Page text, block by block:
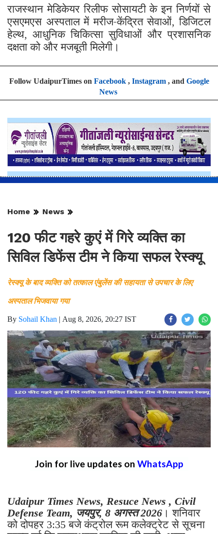
राजस्थान मेडिकेयर रिलीफ सोसायटी के इन निर्णयों से
एसएमएस अस्पताल में मरीज-केंद्रित सेवाओं,डिजिटल
हेल्थ, आधुनिक चिकित्सा सुविधाओं और प्रशासनिक
दक्षता को और मजबूती मिलेगी।
Follow UdaipurTimes on Facebook, Instagram, and Google
News
Home News
120 फीट गहरे कुएं में गिरे व्यक्ति का
सिविल डिफेंस टीम ने किया सफल रेस्क्यू
रेस्क्यू के बाद व्यक्ति को तत्काल एंबुलेंस की सहायता से उपचार के लिए
अस्पताल भिजवाया गया
By Sohail Khan | Aug 8, 2026, 20:27 IST
Join for live updates on WhatsApp
Udaipur Times News, Resuce News , Civil
Defense Team, जयपुर, 8 अगस्त 2026 । शनिवार
को दोपहर 3:35 बजे कंट्रोल रूम कलेक्ट्रेट से सूचना